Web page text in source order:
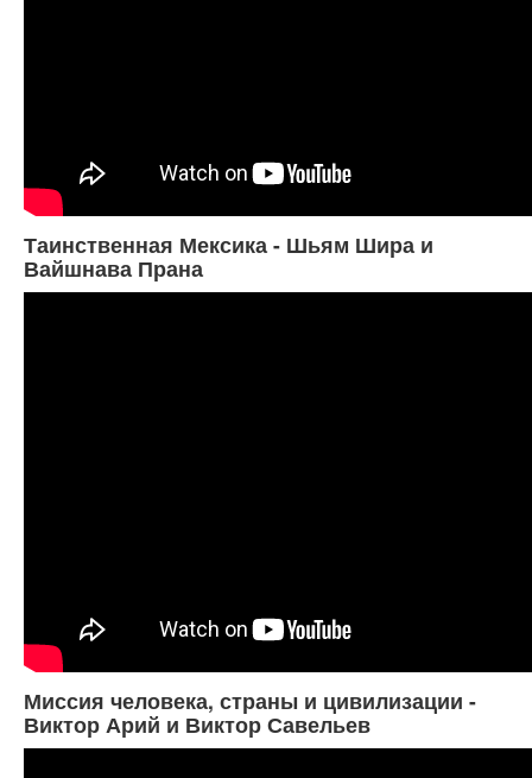
Таинственная Мексика - Шьям Шира и
Вайшнава Прана
Миссия человека, страны и цивилизации -
Виктор Арий и Виктор Савельев